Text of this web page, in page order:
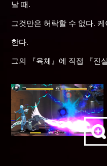
날 때.
그것만은 허락할 수 없다.
한다.
그의 『육체』에 직접 『진